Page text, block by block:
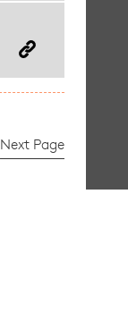
Next Page